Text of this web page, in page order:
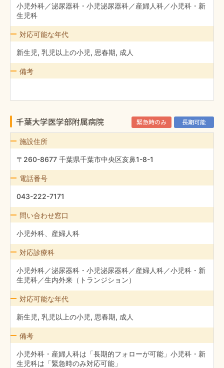
小児外科／泌尿器科・小児泌尿器科／産婦人科／小児科・新
生児科
対応可能な年代
新生児, 乳児以上の小児, 思春期, 成人
備考
千葉大学医学部附属病院 緊急時のみ 長期可能
施設住所
〒260-8677 千葉県千葉市中央区亥鼻1-8-1
電話番号
043-222-7171
問い合わせ窓口
小児外科、産婦人科
対応診療科
小児外科／泌尿器科・小児泌尿器科／産婦人科／小児科・新
生児科／生内外来（トランジション）
対応可能な年代
新生児, 乳児以上の小児, 思春期, 成人
備考
小児外科・産婦人科は「長期的フォローが可能」小児科・新
生児科は「緊急時のみ対応可能」